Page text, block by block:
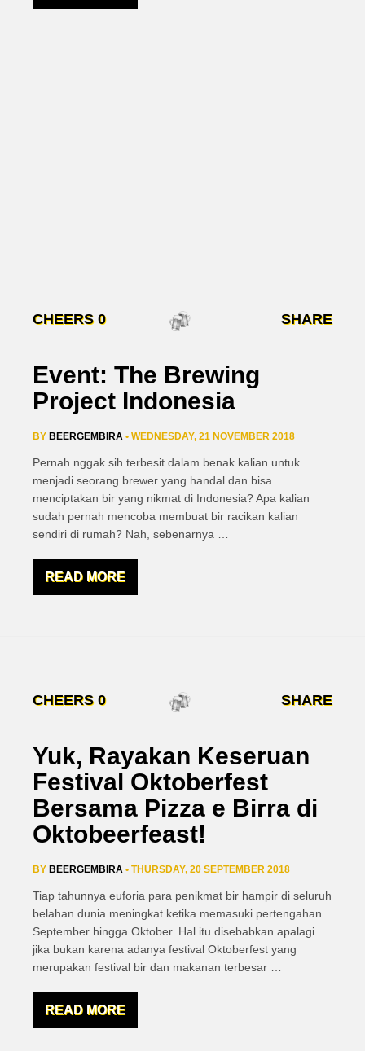
CHEERS 0 SHARE
Event: The Brewing
Project Indonesia
BY BEERGEMBIRA • WEDNESDAY, 21 NOVEMBER 2018
Pernah nggak sih terbesit dalam benak kalian untuk
menjadi seorang brewer yang handal dan bisa
menciptakan bir yang nikmat di Indonesia? Apa kalian
sudah pernah mencoba membuat bir racikan kalian
sendiri di rumah? Nah, sebenarnya
READ MORE
CHEERS 0 SHARE
Yuk, Rayakan Keseruan
Festival Oktoberfest
Bersama Pizza e Birra di
Oktobeerfeast!
BY BEERGEMBIRA • THURSDAY, 20 SEPTEMBER 2018
Tiap tahunnya euforia para penikmat bir hampir di seluruh
belahan dunia meningkat ketika memasuki pertengahan
September hingga Oktober. Hal itu disebabkan apalagi
jika bukan karena adanya festival Oktoberfest yang
merupakan festival bir dan makanan terbesar
READ MORE